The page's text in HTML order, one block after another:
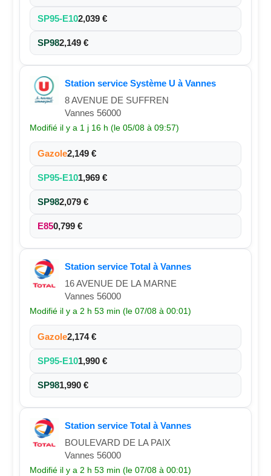
SP95-E102,039 €
SP982,149 €
Station service Système U à Vannes
8 AVENUE DE SUFFREN
Vannes 56000
Modifié il y a 1 j 16 h (le 05/08 à 09:57)
Gazole2,149 €
SP95-E101,969 €
SP982,079 €
E850,799 €
Station service Total à Vannes
16 AVENUE DE LA MARNE
Vannes 56000
Modifié il y a 2 h 53 min (le 07/08 à 00:01)
Gazole2,174 €
SP95-E101,990 €
SP981,990 €
Station service Total à Vannes
BOULEVARD DE LA PAIX
Vannes 56000
Modifié il y a 2 h 53 min (le 07/08 à 00:01)